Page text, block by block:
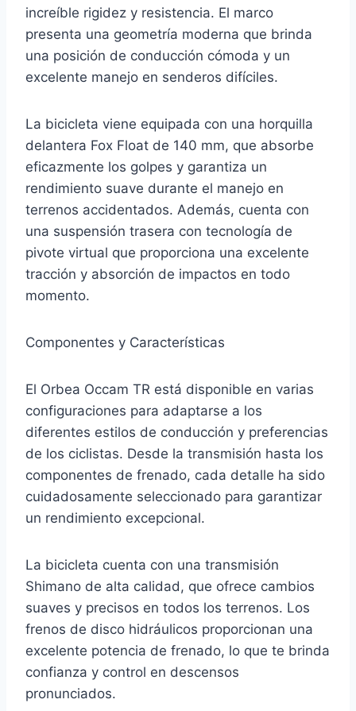
increíble rigidez y resistencia. El marco
presenta una geometría moderna que brinda
una posición de conducción cómoda y un
excelente manejo en senderos difíciles.
La bicicleta viene equipada con una horquilla
delantera Fox Float de 140 mm, que absorbe
eficazmente los golpes y garantiza un
rendimiento suave durante el manejo en
terrenos accidentados. Además, cuenta con
una suspensión trasera con tecnología de
pivote virtual que proporciona una excelente
tracción y absorción de impactos en todo
momento.
Componentes y Características
El Orbea Occam TR está disponible en varias
configuraciones para adaptarse a los
diferentes estilos de conducción y preferencias
de los ciclistas. Desde la transmisión hasta los
componentes de frenado, cada detalle ha sido
cuidadosamente seleccionado para garantizar
un rendimiento excepcional.
La bicicleta cuenta con una transmisión
Shimano de alta calidad, que ofrece cambios
suaves y precisos en todos los terrenos. Los
frenos de disco hidráulicos proporcionan una
excelente potencia de frenado, lo que te brinda
confianza y control en descensos
pronunciados.